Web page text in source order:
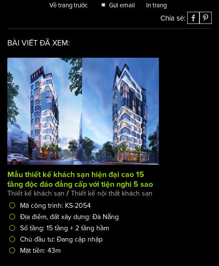
Về trang trước Gửi email In trang
Chia sẻ:
BÀI VIẾT ĐÃ XEM:
Mẫu thiết kế khách sạn hiện đại cao 15 tầng độc đáo đẳng
cấp với tiện nghi 5 sao
Thiết kế khách sạn/Thiết kế nội thất khách sạn
Mã công trình: KS-2054
Địa điểm, đất xây dựng: Đà Nẵng